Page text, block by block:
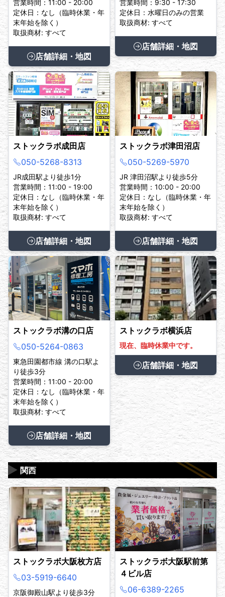
営業時間：11:00 - 20:00
定休日：なし（臨時休業・年
末年始を除く）
取扱商材: すべて
店舗詳細・地図
営業時間：9:30 - 17:30
定休日：水曜日のみの営業
取扱商材: すべて
店舗詳細・地図
ストックラボ成田店
050-5268-8313
JR成田駅より徒歩1分
営業時間：11:00 - 19:00
定休日：なし（臨時休業・年
末年始を除く）
取扱商材: すべて
店舗詳細・地図
ストックラボ津田沼店
050-5269-5970
JR 津田沼駅より徒歩5分
営業時間：10:00 - 20:00
定休日：なし（臨時休業・年
末年始を除く）
取扱商材: すべて
店舗詳細・地図
ストックラボ溝の口店
050-5264-0863
東急田園都市線 溝の口駅よ
り徒歩3分
営業時間：11:00 - 20:00
定休日：なし（臨時休業・年
末年始を除く）
取扱商材: すべて
店舗詳細・地図
ストックラボ横浜店
現在、臨時休業中です。
店舗詳細・地図
関西
▶
ストックラボ大阪枚方店
03-5919-6640
京阪御殿山駅より徒歩3分
ストックラボ大阪駅前第
４ビル店
06-6389-2265